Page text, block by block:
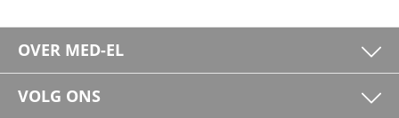
OVER MED-EL
VOLG ONS